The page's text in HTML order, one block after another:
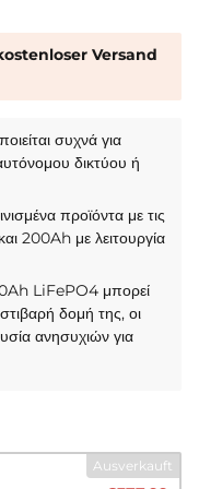
Versand
συχνά για
δικτύου ή
προϊόντα με τις
200Ah με λειτουργία
LiFePO4 μπορεί
δομή της, οι
ανησυχιών για
μια ανώτερη επιλογή
– Αυτόματη
και το αλατόνερο,
Ausverkauft